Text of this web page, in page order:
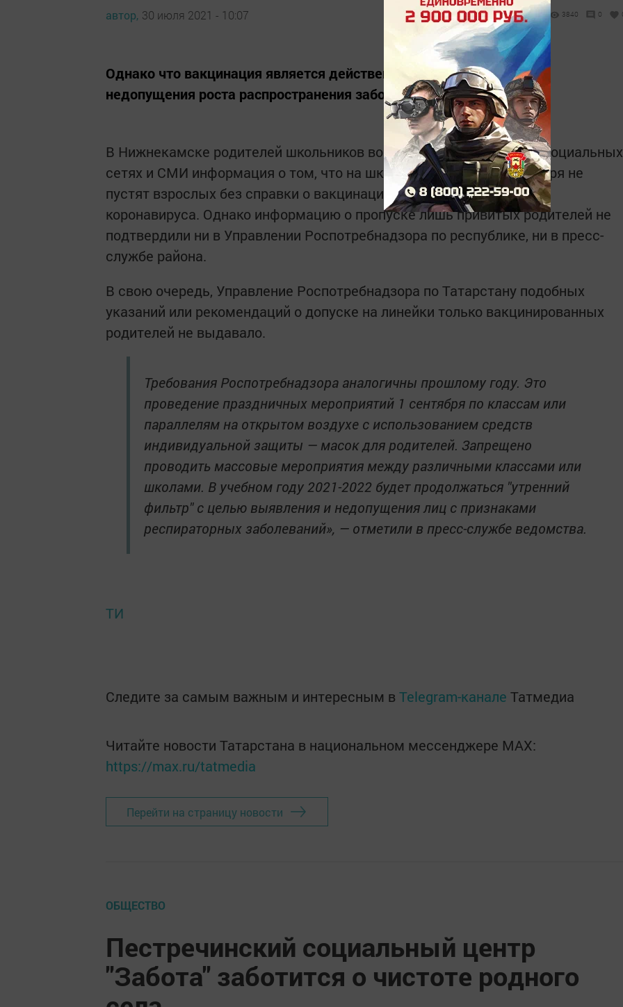
автор, 30 июля 2021 - 10:07 3840 0
Однако что вакцинация является действенным инструментом для
недопущения роста распространения заболевания.
В Нижнекамске родителей школьников возмутила появившаяся в социальных
сетях и СМИ информация о том, что на школьные линейки 1 сентября не
пустят взрослых без справки о вакцинации от
коронавируса. Однако информацию о пропуске лишь привитых родителей не
подтвердили ни в Управлении Роспотребнадзора по республике, ни в пресс-
службе района.
В свою очередь, Управление Роспотребнадзора по Татарстану подобных
указаний или рекомендаций о допуске на линейки только вакцинированных
родителей не выдавало.
Требования Роспотребнадзора аналогичны прошлому году. Это
проведение праздничных мероприятий 1 сентября по классам или
параллелям на открытом воздухе с использованием средств
индивидуальной защиты — масок для родителей. Запрещено
проводить массовые мероприятия между различными классами или
школами. В учебном году 2021-2022 будет продолжаться "утренний
фильтр" с целью выявления и недопущения лиц с признаками
респираторных заболеваний», — отметили в пресс-службе ведомства.
ТИ
Следите за самым важным и интересным в Telegram-канале Татмедиа
Читайте новости Татарстана в национальном мессенджере MАХ:
https://max.ru/tatmedia
Перейти на страницу новости
ОБЩЕСТВО
Пестречинский социальный центр
"Забота" заботится о чистоте родного